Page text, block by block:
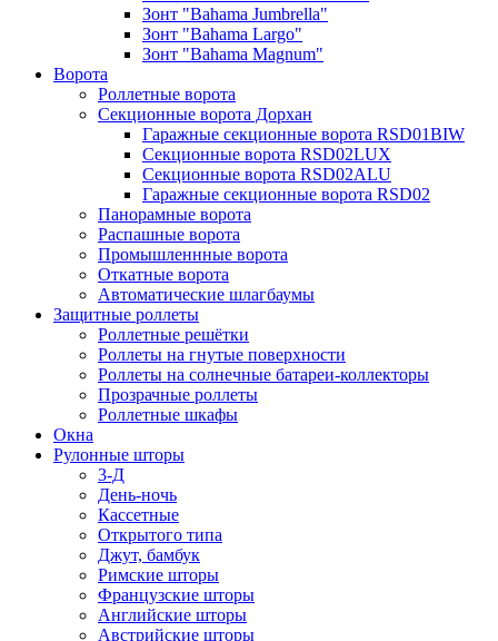
Зонт "Bahama Jumbrella"
Зонт "Bahama Largo"
Зонт "Bahama Magnum"
Ворота
Роллетные ворота
Секционные ворота Дорхан
Гаражные секционные ворота RSD01BIW
Секционные ворота RSD02LUX
Секционные ворота RSD02ALU
Гаражные секционные ворота RSD02
Панорамные ворота
Распашные ворота
Промышленнные ворота
Откатные ворота
Автоматические шлагбаумы
Защитные роллеты
Роллетные решётки
Роллеты на гнутые поверхности
Роллеты на солнечные батареи-коллекторы
Прозрачные роллеты
Роллетные шкафы
Окна
Рулонные шторы
3-Д
День-ночь
Кассетные
Открытого типа
Джут, бамбук
Римские шторы
Французские шторы
Английские шторы
Австрийские шторы